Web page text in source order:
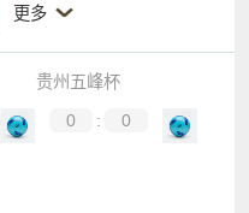
更多
贵州五峰杯
0 :
0